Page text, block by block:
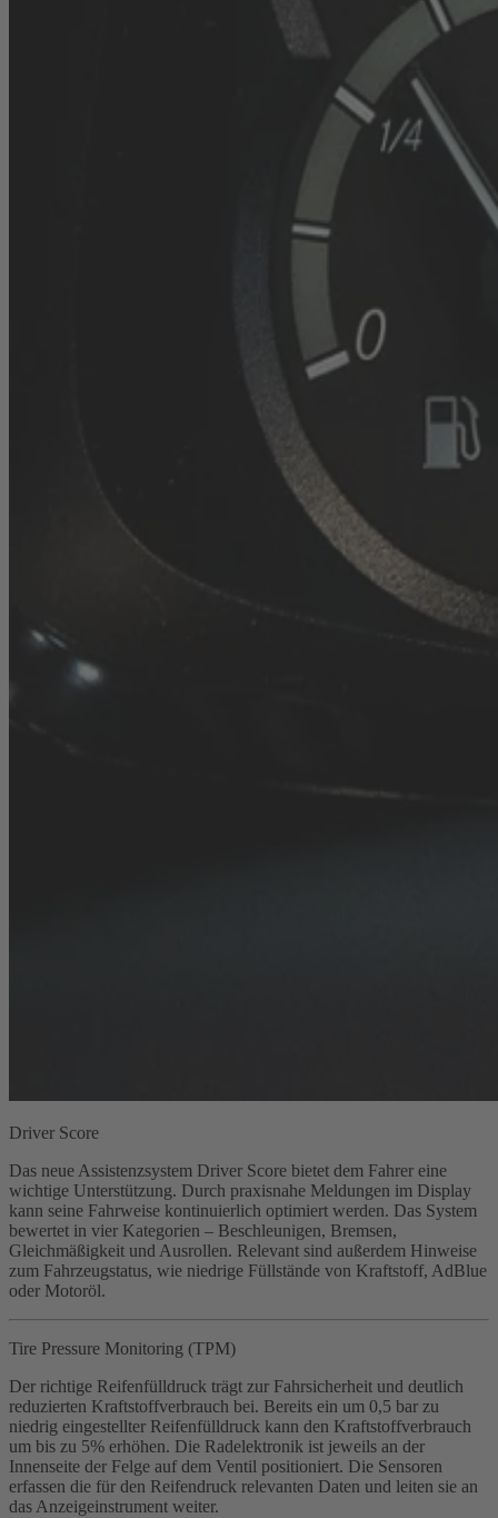
Driver Score
Das neue Assistenzsystem Driver Score bietet dem Fahrer eine
wichtige Unterstützung. Durch praxisnahe Meldungen im Display
kann seine Fahrweise kontinuierlich optimiert werden. Das System
bewertet in vier Kategorien – Beschleunigen, Bremsen,
Gleichmäßigkeit und Ausrollen. Relevant sind außerdem Hinweise
zum Fahrzeugstatus, wie niedrige Füllstände von Kraftstoff, AdBlue
oder Motoröl.
Tire Pressure Monitoring (TPM)
Der richtige Reifenfülldruck trägt zur Fahrsicherheit und deutlich
reduzierten Kraftstoffverbrauch bei. Bereits ein um 0,5 bar zu
niedrig eingestellter Reifenfülldruck kann den Kraftstoffverbrauch
um bis zu 5% erhöhen. Die Radelektronik ist jeweils an der
Innenseite der Felge auf dem Ventil positioniert. Die Sensoren
erfassen die für den Reifendruck relevanten Daten und leiten sie an
das Anzeigeinstrument weiter.